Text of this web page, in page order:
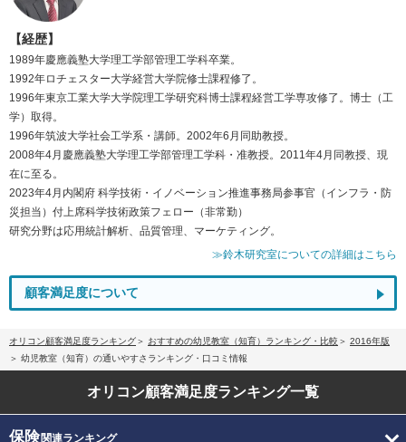
【経歴】
1989年慶應義塾大学理工学部管理工学科卒業。
1992年ロチェスター大学経営大学院修士課程修了。
1996年東京工業大学大学院理工学研究科博士課程経営工学専攻修了。博士（工
学）取得。
1996年筑波大学社会工学系・講師。2002年6月同助教授。
2008年4月慶應義塾大学理工学部管理工学科・准教授。2011年4月同教授、現
在に至る。
2023年4月内閣府 科学技術・イノベーション推進事務局参事官（インフラ・防
災担当）付上席科学技術政策フェロー（非常勤）
研究分野は応用統計解析、品質管理、マーケティング。
≫鈴木研究室についての詳細はこちら
顧客満足度について
オリコン顧客満足度ランキング おすすめの幼児教室（知育）ランキング・比較
2016年版
幼児教室（知育）の通いやすさランキング・口コミ情報
オリコン顧客満足度ランキング一覧
保険関連ランキング